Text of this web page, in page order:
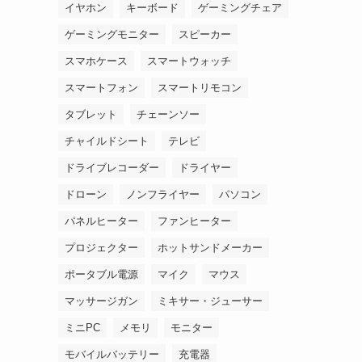
イヤホン キーボード ゲーミングチェア
ゲーミングモニター スピーカー
スマホケース スマートウォッチ
スマートフォン スマートリモコン
タブレット チェーンソー
チャイルドシート テレビ
ドライブレコーダー ドライヤー
ドローン ノンフライヤー パソコン
パネルヒーター ファンヒーター
プロジェクター ホットサンドメーカー
ポータブル電源 マイク マウス
マッサージガン ミキサー・ジューサー
ミニPC メモリ モニター
モバイルバッテリー 充電器